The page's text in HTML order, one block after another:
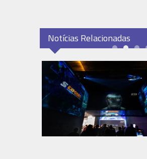
Notícias Relacionadas